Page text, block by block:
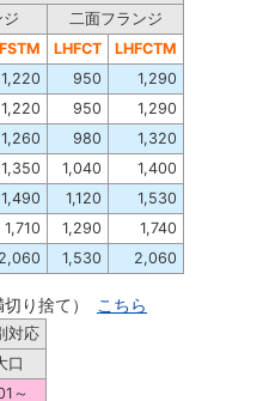
二面フランジ
LHFCT
LHFCTM
1,220 950
1,290
1,220 950
1,290
1,260 980
1,320
1,350 1,040
1,400
1,490 1,120
1,530
1,710 1,290
1,740
2,060 1,530 2,060
切り捨て） こちら
対応
口
～